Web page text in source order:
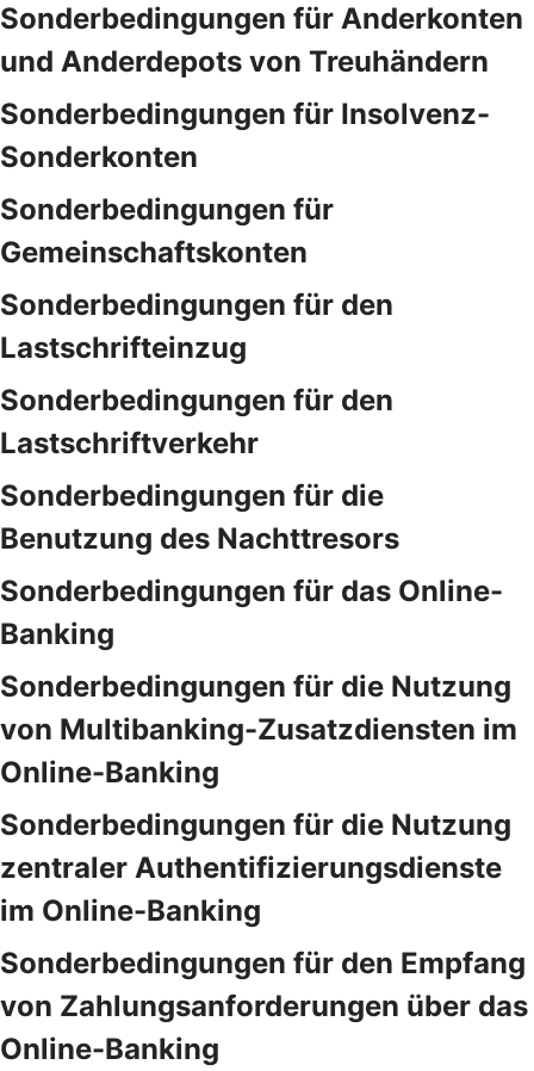
Sonderbedingungen für Anderkonten
und Anderdepots von Treuhändern
Sonderbedingungen für Insolvenz-
Sonderkonten
Sonderbedingungen für
Gemeinschaftskonten
Sonderbedingungen für den
Lastschrifteinzug
Sonderbedingungen für den
Lastschriftverkehr
Sonderbedingungen für die
Benutzung des Nachttresors
Sonderbedingungen für das Online-
Banking
Sonderbedingungen für die Nutzung
von Multibanking-Zusatzdiensten im
Online-Banking
Sonderbedingungen für die Nutzung
zentraler Authentifizierungsdienste
im Online-Banking
Sonderbedingungen für den Empfang
von Zahlungsanforderungen über das
Online-Banking